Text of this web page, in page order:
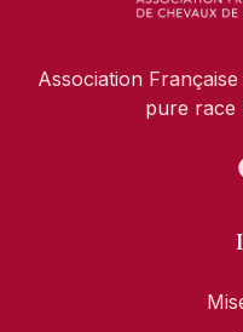
Association
pure race